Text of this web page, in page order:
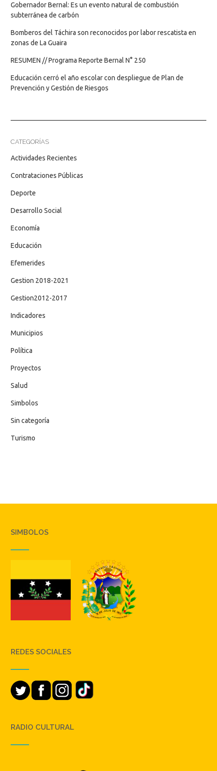
Gobernador Bernal: Es un evento natural de combustión
subterránea de carbón
Bomberos del Táchira son reconocidos por labor rescatista en
zonas de La Guaira
RESUMEN // Programa Reporte Bernal N° 250
Educación cerró el año escolar con despliegue de Plan de
Prevención y Gestión de Riesgos
CATEGORÍAS
Actividades Recientes
Contrataciones Públicas
Deporte
Desarrollo Social
Economía
Educación
Efemerides
Gestion 2018-2021
Gestion2012-2017
Indicadores
Municipios
Política
Proyectos
Salud
Simbolos
Sin categoría
Turismo
SIMBOLOS
REDES SOCIALES
RADIO CULTURAL